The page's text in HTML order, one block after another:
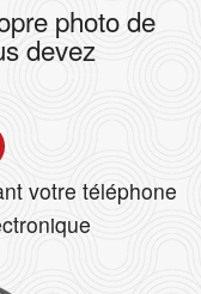
photo de
devez
votre téléphone